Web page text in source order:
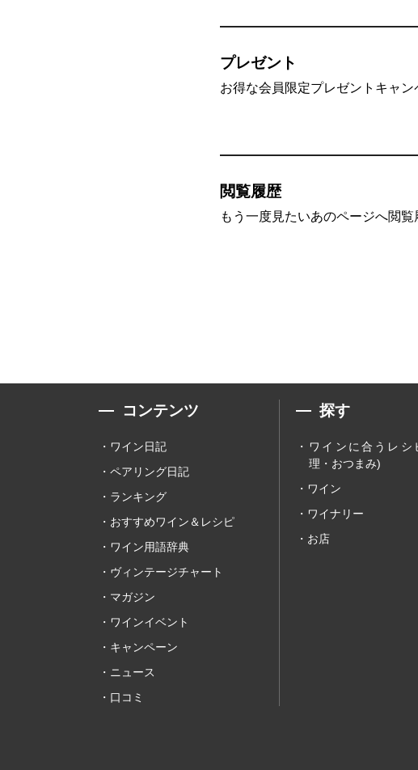
プレゼント
お得な会員限定プレゼントキャン
閲覧履歴
もう一度見たいあのページへ閲覧
コンテンツ
ワイン日記
ペアリング日記
ランキング
おすすめワイン＆レシピ
ワイン用語辞典
ヴィンテージチャート
マガジン
ワインイベント
キャンペーン
ニュース
口コミ
探す
ワインに合うレシ
理・おつまみ)
ワイン
ワイナリー
お店